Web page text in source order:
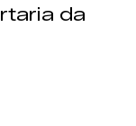
da